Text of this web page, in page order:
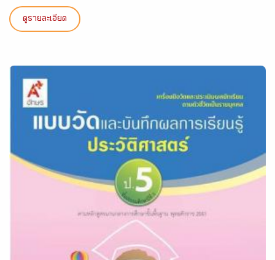
ดูรายละเอียด